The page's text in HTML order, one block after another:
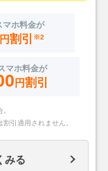
マホ料金が
円割引 ※2
マホ料金が
円割引
引適用されません。
みる